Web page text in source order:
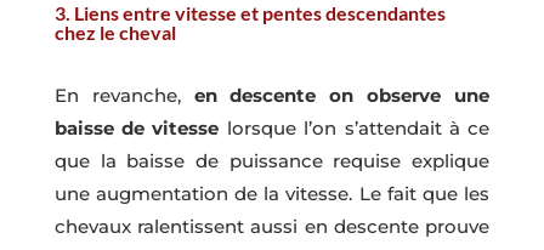
3. Liens entre vitesse et pentes descendantes
chez le cheval
En revanche, en descente on observe une
baisse de vitesse lorsque l’on s’attendait à ce
que la baisse de puissance requise explique
une augmentation de la vitesse. Le fait que les
chevaux ralentissent aussi en descente prouve